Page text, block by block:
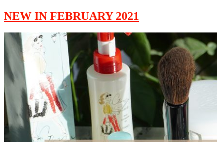
NEW IN FEBRUARY 2021